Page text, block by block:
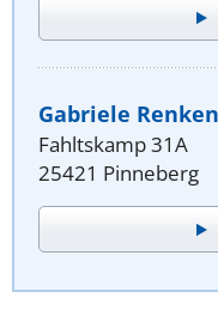
Gabriele
Fahltskamp 31A
25421 Pinneberg